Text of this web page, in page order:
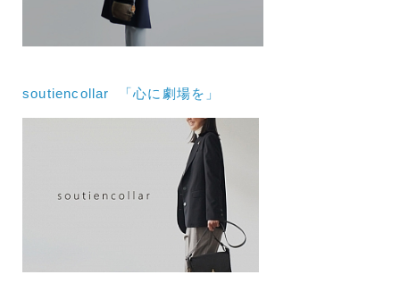
soutiencollar 「心に劇場を」